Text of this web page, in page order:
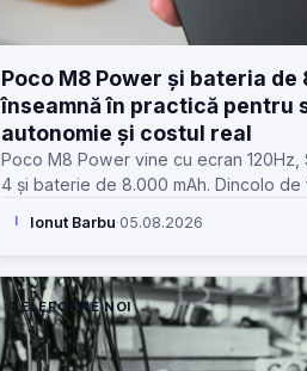
Poco M8 Power și bateria de
înseamnă în practică pentru
autonomie și costul real
Poco M8 Power vine cu ecran 120Hz,
4 și baterie de 8.000 mAh. Dincolo de
reală.
I Ionut Barbu·05.08.2026
TELEFOANE NOI